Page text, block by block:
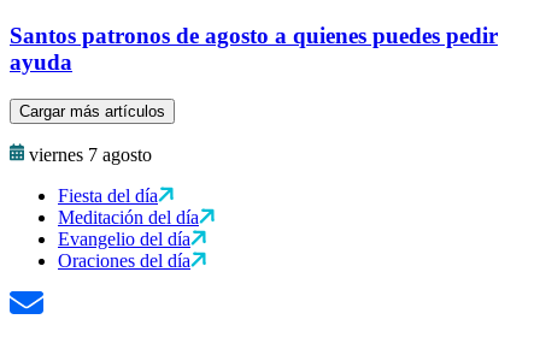
Santos patronos de agosto a quienes puedes pedir
ayuda
Cargar más artículos
viernes 7 agosto
Fiesta del día
Meditación del día
Evangelio del día
Oraciones del día